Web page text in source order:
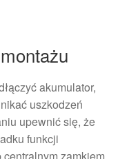
akumulator,
uszkodzeń
upewnić się, że
funkcji